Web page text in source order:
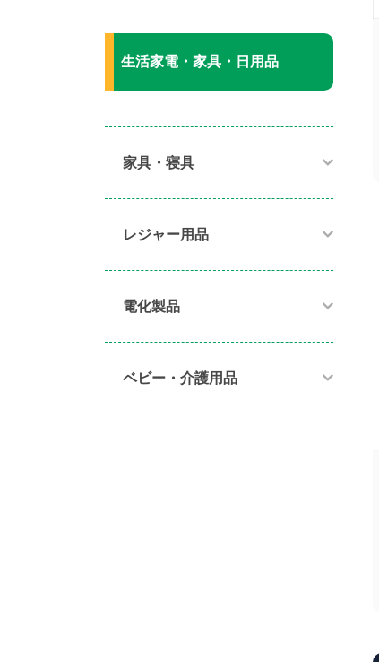
生活家電・家具・日用品
家具・寝具​
レジャー用品
電化製品​
ベビー・介護用品​